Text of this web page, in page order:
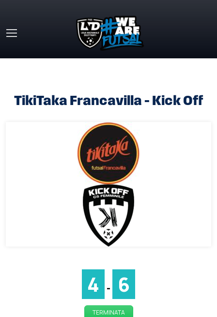
TikiTaka Francavilla – Kick Off
4 - 6
TERMINATA